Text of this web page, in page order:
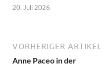
20. Juli 2026
VORHERIGER ARTIKEL
Anne Paceo in der